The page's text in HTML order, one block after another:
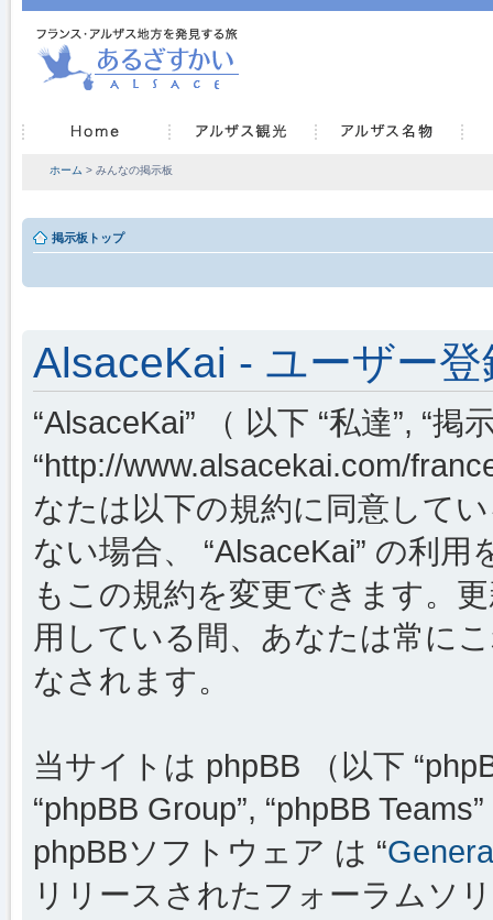
ホーム > みんなの掲示板
掲示板トップ
AlsaceKai - ユーザー登
“AlsaceKai” （ 以下 “私達”, “掲
“http://www.alsacekai.com/
なたは以下の規約に同意して
ない場合、 “AlsaceKai” の利
もこの規約を変更できます。
用している間、あなたは常に
なされます。
当サイトは phpBB （以下
“phpBB Group”, “phpBB
phpBBソフトウェア は “
リリースされたフォーラムソ